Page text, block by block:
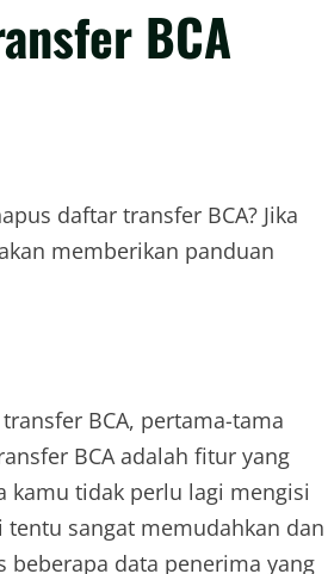
BCA
daftar transfer BCA? Jika
memberikan panduan
BCA, pertama-tama
BCA adalah fitur yang
kamu tidak perlu lagi mengisi
sangat memudahkan dan
data penerima yang